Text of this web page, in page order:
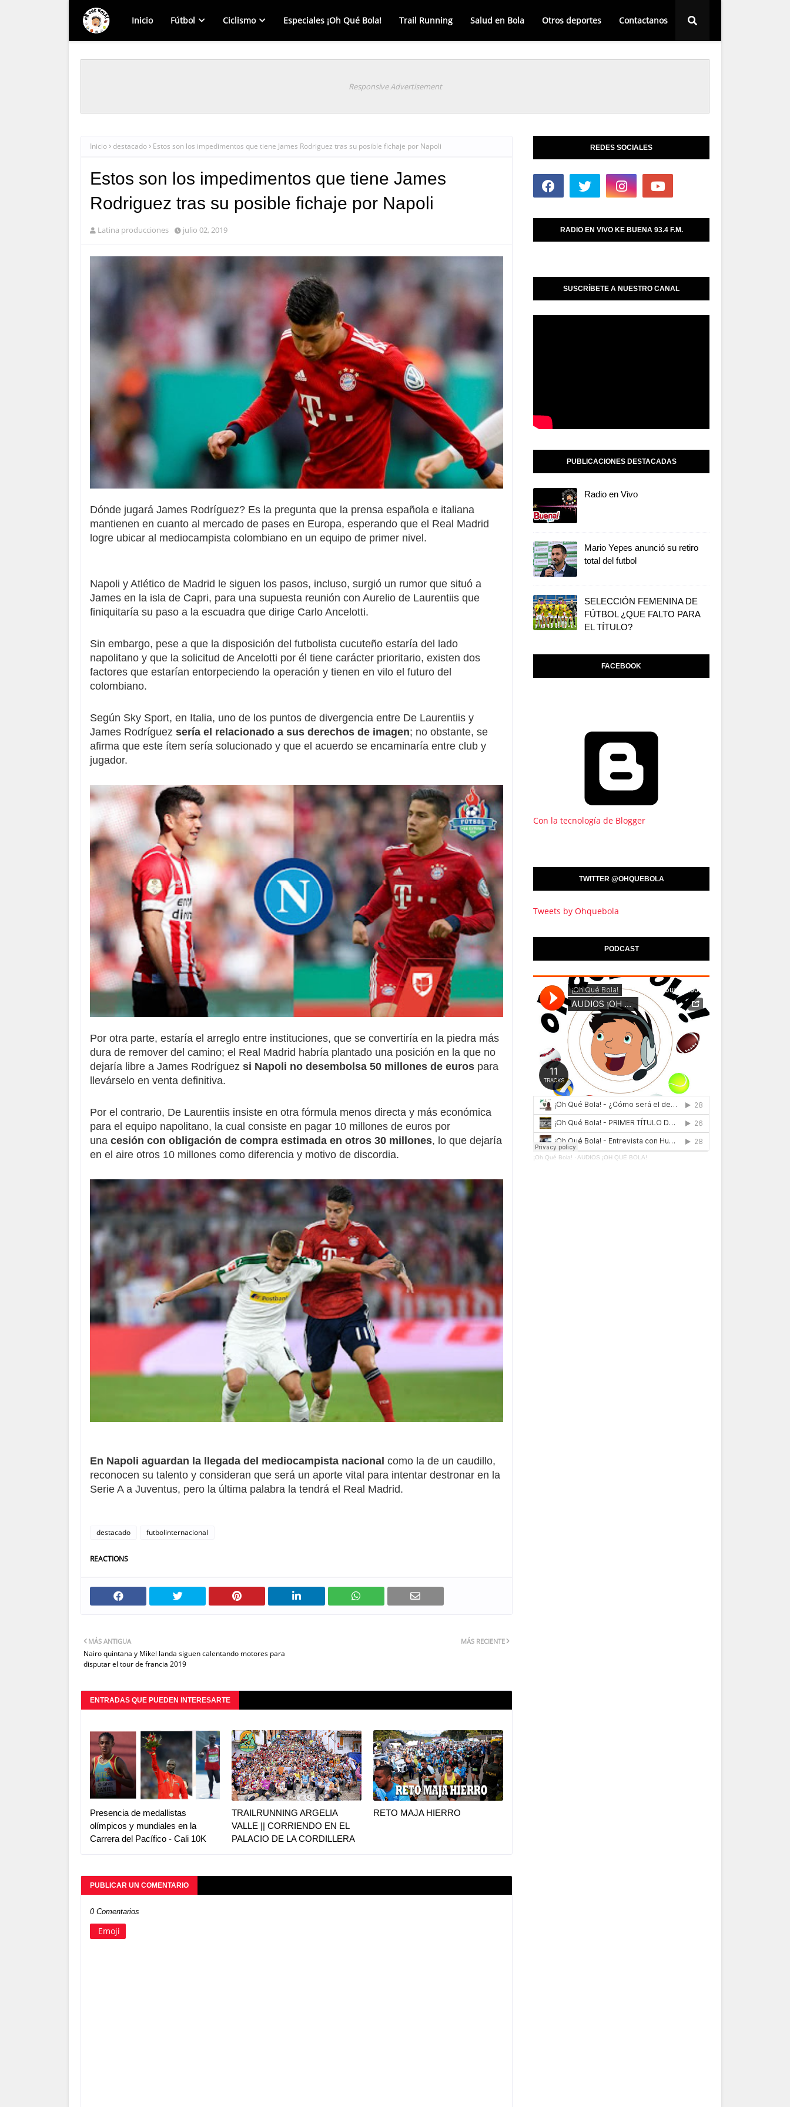
Inicio Fútbol Ciclismo Especiales ¡Oh Qué Bola! Trail Running Salud en Bola Otros deportes Contactanos
Responsive Advertisement
Inicio destacado Estos son los impedimentos que tiene James Rodriguez tras su posible fichaje por Napoli
Estos son los impedimentos que tiene James
Rodriguez tras su posible fichaje por Napoli
Latina producciones julio 02, 2019
Dónde jugará James Rodríguez? Es la pregunta que la prensa española e italiana
mantienen en cuanto al mercado de pases en Europa, esperando que el Real Madrid
logre ubicar al mediocampista colombiano en un equipo de primer nivel.
Napoli y Atlético de Madrid le siguen los pasos, incluso, surgió un rumor que situó a
James en la isla de Capri, para una supuesta reunión con Aurelio de Laurentiis que
finiquitaría su paso a la escuadra que dirige Carlo Ancelotti.
Sin embargo, pese a que la disposición del futbolista cucuteño estaría del lado
napolitano y que la solicitud de Ancelotti por él tiene carácter prioritario, existen dos
factores que estarían entorpeciendo la operación y tienen en vilo el futuro del
colombiano.
Según Sky Sport, en Italia, uno de los puntos de divergencia entre De Laurentiis y
James Rodríguez sería el relacionado a sus derechos de imagen; no obstante, se
afirma que este ítem sería solucionado y que el acuerdo se encaminaría entre club y
jugador.
Por otra parte, estaría el arreglo entre instituciones, que se convertiría en la piedra más
dura de remover del camino; el Real Madrid habría plantado una posición en la que no
dejaría libre a James Rodríguez si Napoli no desembolsa 50 millones de euros para
llevárselo en venta definitiva.
Por el contrario, De Laurentiis insiste en otra fórmula menos directa y más económica
para el equipo napolitano, la cual consiste en pagar 10 millones de euros por
una cesión con obligación de compra estimada en otros 30 millones, lo que dejaría
en el aire otros 10 millones como diferencia y motivo de discordia.
En Napoli aguardan la llegada del mediocampista nacional como la de un caudillo,
reconocen su talento y consideran que será un aporte vital para intentar destronar en la
Serie A a Juventus, pero la última palabra la tendrá el Real Madrid.
destacado futbolinternacional
REACTIONS
MÁS RECIENTE
MÁS ANTIGUA
Nairo quintana y Mikel landa siguen calentando motores para
disputar el tour de francia 2019
ENTRADAS QUE PUEDEN INTERESARTE
Presencia de medallistas
olímpicos y mundiales en la
Carrera del Pacífico - Cali 10K
TRAILRUNNING ARGELIA
VALLE || CORRIENDO EN EL
PALACIO DE LA CORDILLERA
RETO MAJA HIERRO
PUBLICAR UN COMENTARIO
0 Comentarios
Emoji
REDES SOCIALES
RADIO EN VIVO KE BUENA 93.4 F.M.
SUSCRÍBETE A NUESTRO CANAL
PUBLICACIONES DESTACADAS
Radio en Vivo
Mario Yepes anunció su retiro
total del futbol
SELECCIÓN FEMENINA DE
FÚTBOL ¿QUE FALTO PARA
EL TÍTULO?
FACEBOOK
Con la tecnología de Blogger
TWITTER @OHQUEBOLA
Tweets by Ohquebola
PODCAST
¡Oh Qué Bola! · AUDIOS ¡OH QUÉ BOLA!